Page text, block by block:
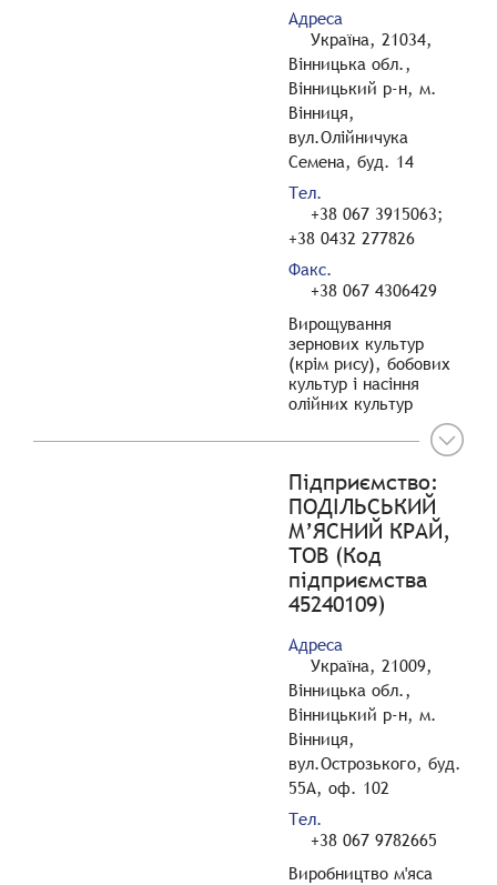
Адреса
Україна, 21034,
Вінницька обл.,
Вінницький р-н, м.
Вінниця,
вул.Олійничука
Семена, буд. 14
Тел.
+38 067 3915063;
+38 0432 277826
Факс.
+38 067 4306429
Вирощування
зернових культур
(крім рису), бобових
культур і насіння
олійних культур
Підприємство:
ПОДІЛЬСЬКИЙ
М’ЯСНИЙ КРАЙ,
ТОВ (Код
підприємства
45240109)
Адреса
Україна, 21009,
Вінницька обл.,
Вінницький р-н, м.
Вінниця,
вул.Острозького, буд.
55А, оф. 102
Тел.
+38 067 9782665
Виробництво м'яса